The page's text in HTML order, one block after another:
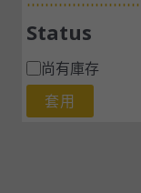
Status
尚有庫存
套用